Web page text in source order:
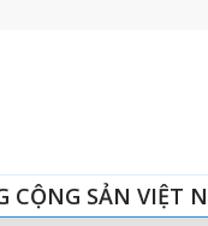
CỘNG SẢN VIỆT